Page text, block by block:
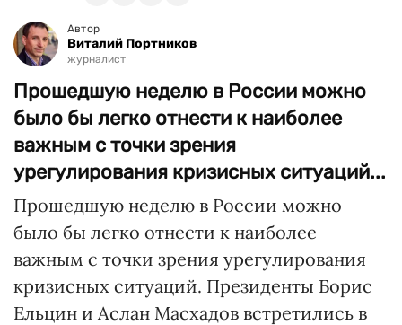
Автор
Виталий Портников
журналист
Прошедшую неделю в России можно
было бы легко отнести к наиболее
важным с точки зрения
урегулирования кризисных ситуаций...
Прошедшую неделю в России можно
было бы легко отнести к наиболее
важным с точки зрения урегулирования
кризисных ситуаций. Президенты Борис
Ельцин и Аслан Масхадов встретились в